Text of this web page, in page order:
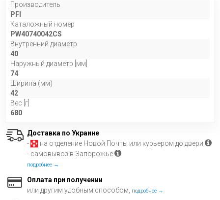
Производитель
PFI
Каталожный номер
PW40740042CS
Внутренний диаметр
40
Наружный диаметр [мм]
74
Ширина (мм)
42
Вес [г]
680
Доставка по Украине
-
на отделение Новой Почты или курьером до двери
- самовывоз в Запорожье
подробнее →
Оплата при получении
или другим удобным способом,
подробнее →